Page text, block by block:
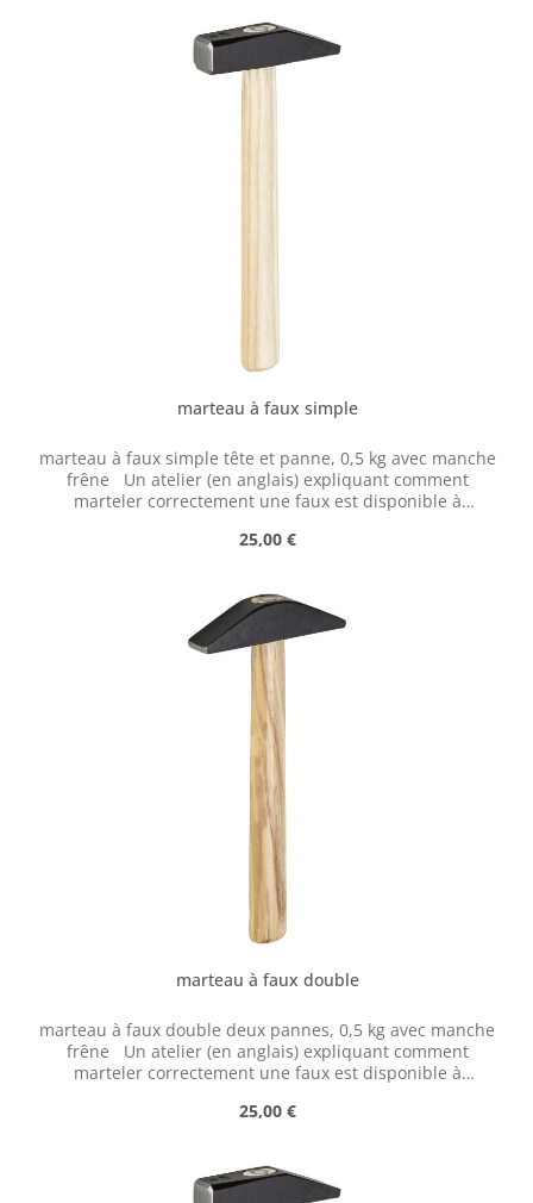
marteau à faux simple
marteau à faux simple tête et panne, 0,5 kg avec manche
frêne Un atelier (en anglais) expliquant comment
marteler correctement une faux est disponible à
https://scythesupply.com/peeningworkshop.html
Prix régulier :
25,00 €
marteau à faux double
marteau à faux double deux pannes, 0,5 kg avec manche
frêne Un atelier (en anglais) expliquant comment
marteler correctement une faux est disponible à
https://scythesupply.com/peeningworkshop.html
Prix régulier :
25,00 €